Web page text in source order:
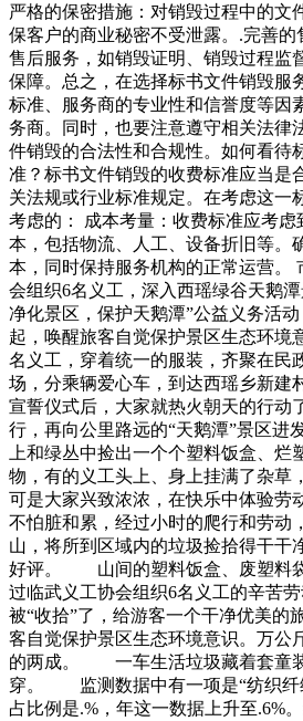
严格的保密措施：对销毁过程中的文
保客户的商业秘密不受泄露。.完善的
售后服务，如销毁证明、销毁过程监
保障。总之，在选择标书文件销毁服
标准、服务商的专业性和信誉度等因
务商。同时，也要注意遵守相关法律
件销毁的合法性和合规性。如何看待
准？标书文件销毁的收费标准应当是
关法规或行业标准规定。在考虑这一
考虑的： 成本考量：收费标准应考
本，包括物流、人工、设备折旧等。
本，同时保持服务机构的正常运营。
会组织6名义工，深入西瑶绿谷天鹅潭
净化景区，保护天鹅潭”公益义务活
起，唤醒旅客自觉保护景区生态环
名义工，穿着统一的服装，齐聚在民
场，分乘辆爱心车，到达西瑶乡新建
宣誓仪式后，大家就热火朝天的行动
行，再向公里路远的“天鹅潭”景区进
上和绿丛中捡出一个个塑料饭盒、烂
物，有的义工头上、身上挂满了杂草
可是大家兴致浓浓，在快乐中体验劳
不怕脏和累，经过小时的爬行和劳动
山，将所到区域内的垃圾捡拾得干干
好评。 山间的塑料饭盒、废塑料
过临武义工协会组织6名义工的辛苦
被“收拾”了，给游客一个干净优美的
客自觉保护景区生态环境意识。万公
的两成。 一车生活垃圾藏着套
穿。 监测数据中有一项是“纺织纤
占比例是.%，年这一数据上升至.6%